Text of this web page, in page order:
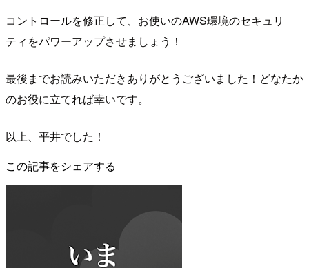
コントロールを修正して、お使いのAWS環境のセキュリ
ティをパワーアップさせましょう！
最後までお読みいただきありがとうございました！どなたか
のお役に立てれば幸いです。
以上、平井でした！
この記事をシェアする